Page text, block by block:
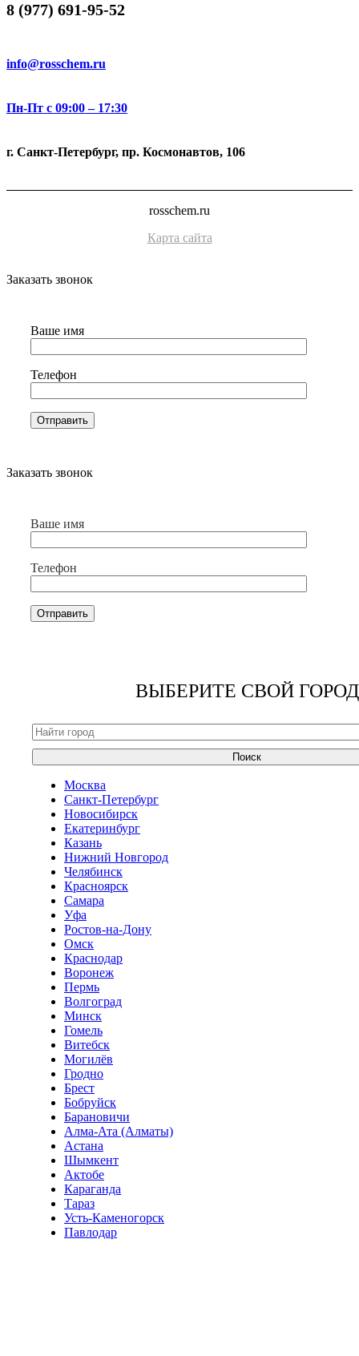
8 (977) 691-95-52
info@rosschem.ru
Пн-Пт с 09:00 – 17:30
г. Санкт-Петербург, пр. Космонавтов, 106
rosschem.ru
Карта сайта
Заказать звонок
Ваше имя
Телефон
Заказать звонок
Ваше имя
Телефон
ВЫБЕРИТЕ СВОЙ ГОРОД
Поиск
Москва
Санкт-Петербург
Новосибирск
Екатеринбург
Казань
Нижний Новгород
Челябинск
Красноярск
Самара
Уфа
Ростов-на-Дону
Омск
Краснодар
Воронеж
Пермь
Волгоград
Минск
Гомель
Витебск
Могилёв
Гродно
Брест
Бобруйск
Барановичи
Алма-Ата (Алматы)
Астана
Шымкент
Актобе
Караганда
Тараз
Усть-Каменогорск
Павлодар